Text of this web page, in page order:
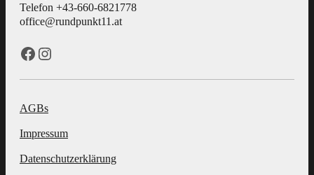
Telefon +43-660-6821778
office@rundpunkt11.at
Facebook Instagram
AGBs
Impressum
Datenschutzerklärung